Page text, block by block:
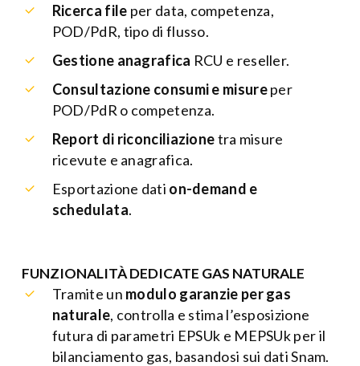
Ricerca file per data, competenza,
POD/PdR, tipo di flusso.
Gestione anagrafica RCU e reseller.
Consultazione consumi e misureper
POD/PdR o competenza.
Report di riconciliazionetra misure
ricevute e anagrafica.
Esportazione dati on-demand e
schedulata.
FUNZIONALITÀ DEDICATE GAS NATURALE
Tramite un modulo garanzie per gas
naturale, controlla e stima l’esposizione
futura di parametri EPSUk e MEPSUk per il
bilanciamento gas, basandosi sui dati Snam.